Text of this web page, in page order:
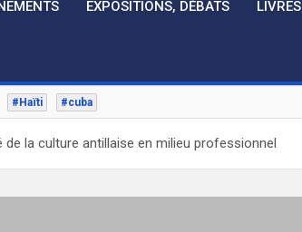
EXPOSITIONS, DÉBATS LIVRES
#Haïti #cuba
la culture antillaise en milieu professionnel